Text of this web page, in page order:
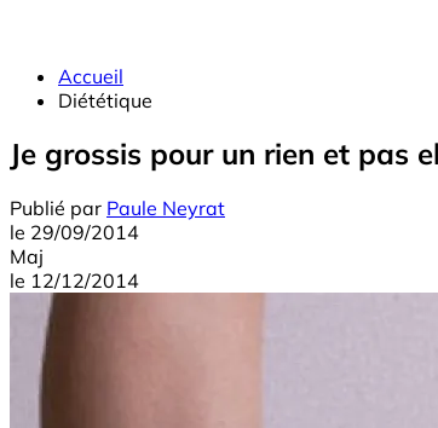
Accueil
Diététique
Je grossis pour un rien et pas
Publié par Paule Neyrat
le 29/09/2014
Maj
le 12/12/2014